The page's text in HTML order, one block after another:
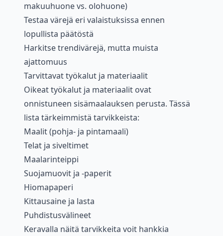
makuuhuone vs. olohuone)
Testaa värejä eri valaistuksissa ennen
lopullista päätöstä
Harkitse trendivärejä, mutta muista
ajattomuus
Tarvittavat työkalut ja materiaalit
Oikeat työkalut ja materiaalit ovat
onnistuneen sisämaalauksen perusta. Tässä
lista tärkeimmistä tarvikkeista:
Maalit (pohja- ja pintamaali)
Telat ja siveltimet
Maalarinteippi
Suojamuovit ja -paperit
Hiomapaperi
Kittausaine ja lasta
Puhdistusvälineet
Keravalla näitä tarvikkeita voit hankkia